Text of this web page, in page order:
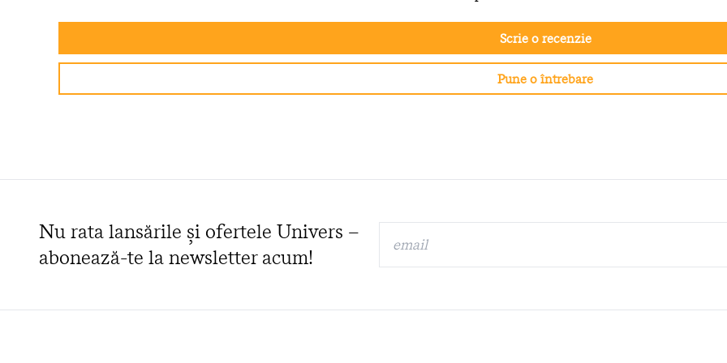
Scrie o recenzie
Pune o întrebare
Nu rata lansările și ofertele Univers –
abonează-te la newsletter acum!